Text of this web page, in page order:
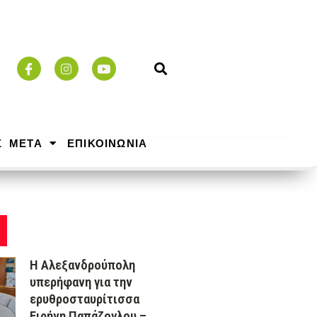
ΜΕΤΑ ΕΠΙΚΟΙΝΩΝΙΑ
Η Αλεξανδρούπολη
υπερήφανη για την
ερυθροσταυρίτισσα